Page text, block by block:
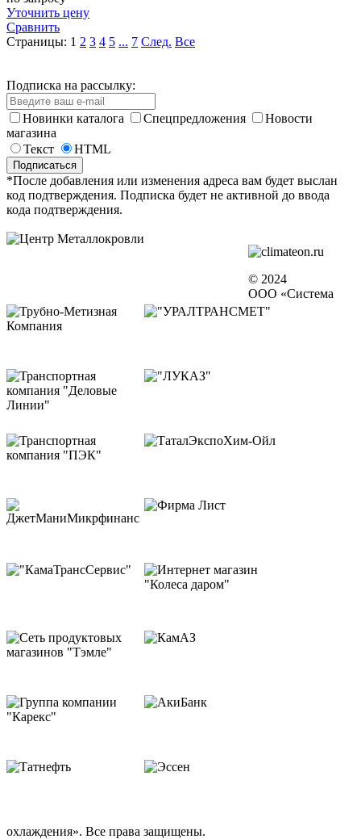
Уточнить цену
Сравнить
Страницы: 1 2 3 4 5 ... 7 След. Все
Подписка на рассылку:
Новинки каталога Спецпредложения
Новости
магазина
Текст
HTML
*После добавления или изменения адреса вам будет выслан
код подтверждения. Подписка будет не активной до ввода
кода подтверждения.
© 2024
ООО «Система
охлаждения». Все права защищены.